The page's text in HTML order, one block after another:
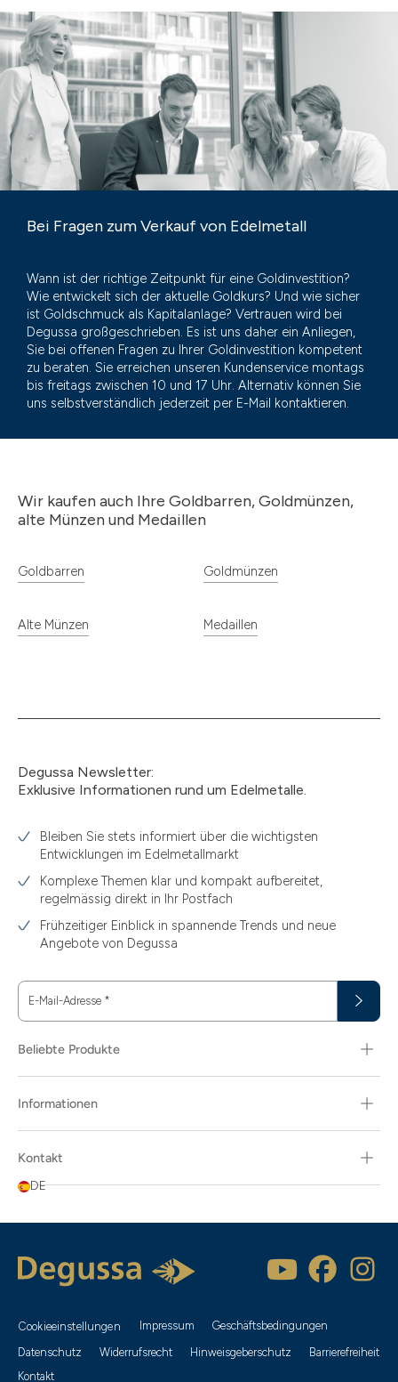
Bei Fragen zum Verkauf von Edelmetall
Wann ist der richtige Zeitpunkt für eine Goldinvestition?
Wie entwickelt sich der aktuelle Goldkurs? Und wie sicher
ist Goldschmuck als Kapitalanlage? Vertrauen wird bei
Degussa großgeschrieben. Es ist uns daher ein Anliegen,
Sie bei offenen Fragen zu Ihrer Goldinvestition kompetent
zu beraten. Sie erreichen unseren Kundenservice montags
bis freitags zwischen 10 und 17 Uhr. Alternativ können Sie
uns selbstverständlich jederzeit per E-Mail kontaktieren.
Wir kaufen auch Ihre Goldbarren, Goldmünzen,
alte Münzen und Medaillen
Goldbarren Goldmünzen
Alte Münzen Medaillen
Degussa Newsletter:
Exklusive Informationen rund um Edelmetalle.
Bleiben Sie stets informiert über die wichtigsten
Entwicklungen im Edelmetallmarkt
Komplexe Themen klar und kompakt aufbereitet,
regelmässig direkt in Ihr Postfach
Frühzeitiger Einblick in spannende Trends und neue
Angebote von Degussa
E-Mail-Adresse *
Beliebte Produkte
Informationen
Kontakt
DE
Cookieeinstellungen Impressum
Geschäftsbedingungen
Datenschutz
Widerrufsrecht Hinweisgeberschutz
Barrierefreiheit
Kontakt